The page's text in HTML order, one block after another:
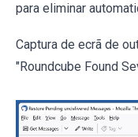
para eliminar
Captura de ecrã de
"Roundcube Found